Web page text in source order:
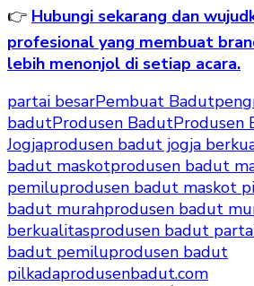
👉 Hubungi sekarang dan
profesional yang membuat
lebih menonjol di setiap acara.
partai besarPembuat Badut
badutProdusen BadutProdusen
Jogjaprodusen badut jogja
badut maskotprodusen badut
pemiluprodusen badut maskot
badut murahprodusen badut
berkualitasprodusen badut
badut pemiluprodusen badut
pilkadaprodusenbadut.com